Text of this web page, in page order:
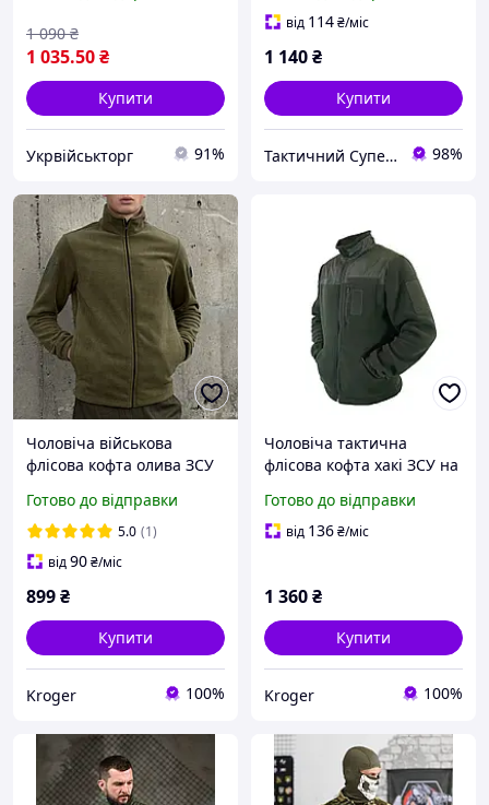
1 035.50₴
1 090 ₴
Купити
Укрвійськторг 91%
від 114₴/міс
1 140₴
Купити
Тактичний Супермаркет 98%
Чоловіча військова
флісова кофта олива ЗСУ
тепла фліска
Готово до відправки
5.0 (1)
від90₴/міс
899₴
Купити
Kroger 100%
Чоловіча тактична
флісова кофта хакі ЗСУ на
панелями
Готово до відправки
від 136₴/міс
1 360₴
Купити
Kroger 100%